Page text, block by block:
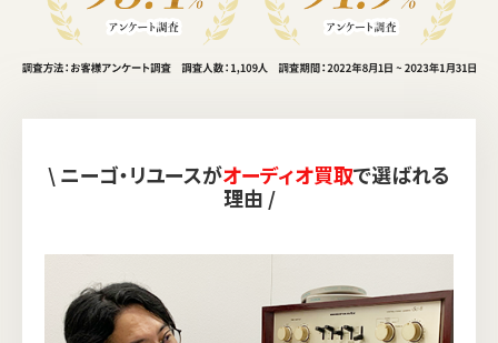
\ ニーゴ・リユースがオーディオ買取で選ばれる
理由 /